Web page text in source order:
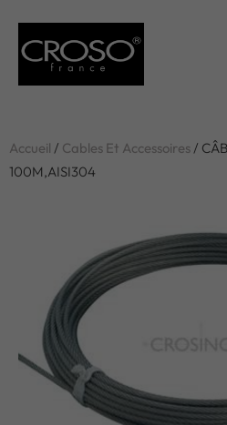
Accueil / Cables Et Accessoires/
100M,AISI304